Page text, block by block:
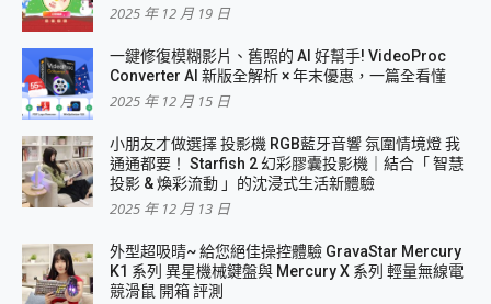
2025 年 12 月 19 日
一鍵修復模糊影片、舊照的 AI 好幫手! VideoProc
Converter AI 新版全解析 × 年末優惠，一篇全看懂
2025 年 12 月 15 日
小朋友才做選擇 投影機 RGB藍牙音響 氛圍情境燈 我
通通都要！ Starfish 2 幻彩膠囊投影機｜結合「 智慧
投影 & 煥彩流動 」的沈浸式生活新體驗
2025 年 12 月 13 日
外型超吸晴~ 給您絕佳操控體驗 GravaStar Mercury
K1 系列 異星機械鍵盤與 Mercury X 系列 輕量無線電
競滑鼠 開箱 評測